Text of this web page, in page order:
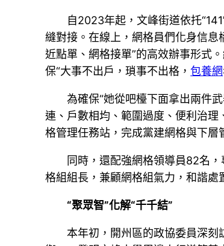
自2023年起，文峰街道依托
縫對接。在線上，網格員們化身信
近點單、網格接單”的高效辦事形式
保“大事不出戶，瑣事不出格，包養網
為確保“她從吧檯下面拿出兩件
連、戶數相均、範圍過度、便利治理
格管理任務站，完成黨建網格與下層
同時，還配強網格領導員82名，
格組組長，兼顧網格組氣力，和諧處
“聚眾智”化解“千千結”
本年初，開州區的政協委員深